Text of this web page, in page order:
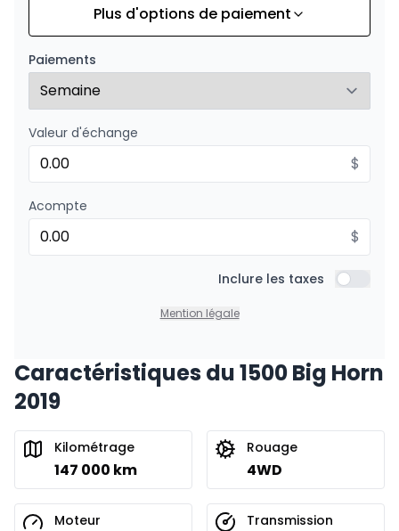
Financement sur 36 mois
0.00 $ d'acompte • 8.99%
À partir de :
Financement sur 24 mois
Financement sur 24 mois
0.00 $ d'acompte • 8.99%
À partir de :
Plus d'options de paiement
Paiements
Valeur d'échange
$
Acompte
$
Inclure les taxes Inclure
Mention légale
Caractéristiques du 1500 Big Horn
2019
Kilométrage
147 000 km
Rouage
4WD
Moteur Transmission